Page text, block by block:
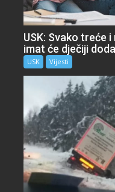
USK: Svako treće
imat će dječiji
USK Vijesti